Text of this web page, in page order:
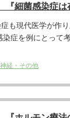
細菌感染症は
も現代医学が作
症を例にとって
経・その他